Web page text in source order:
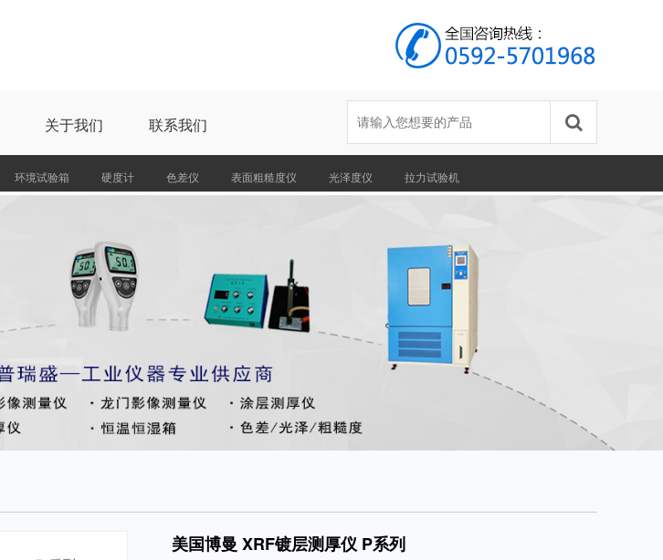
关于我们 联系我们
环境试验箱 硬度计 色差仪 表面粗糙度仪 光泽度仪 拉力试验机
美国博曼 XRF镀层测厚仪 P系列